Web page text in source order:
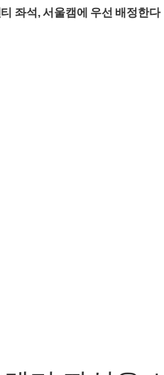
좌석, 서울캠에 우선 배정한다